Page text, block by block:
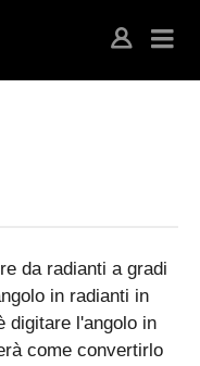
da radianti a gradi
in radianti in
digitare l'angolo in
come convertirlo